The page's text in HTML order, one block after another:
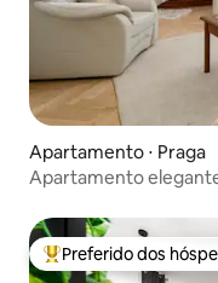
Apartamento ⋅ Praga
Apartamento
Entre os melhores
Preferido dos